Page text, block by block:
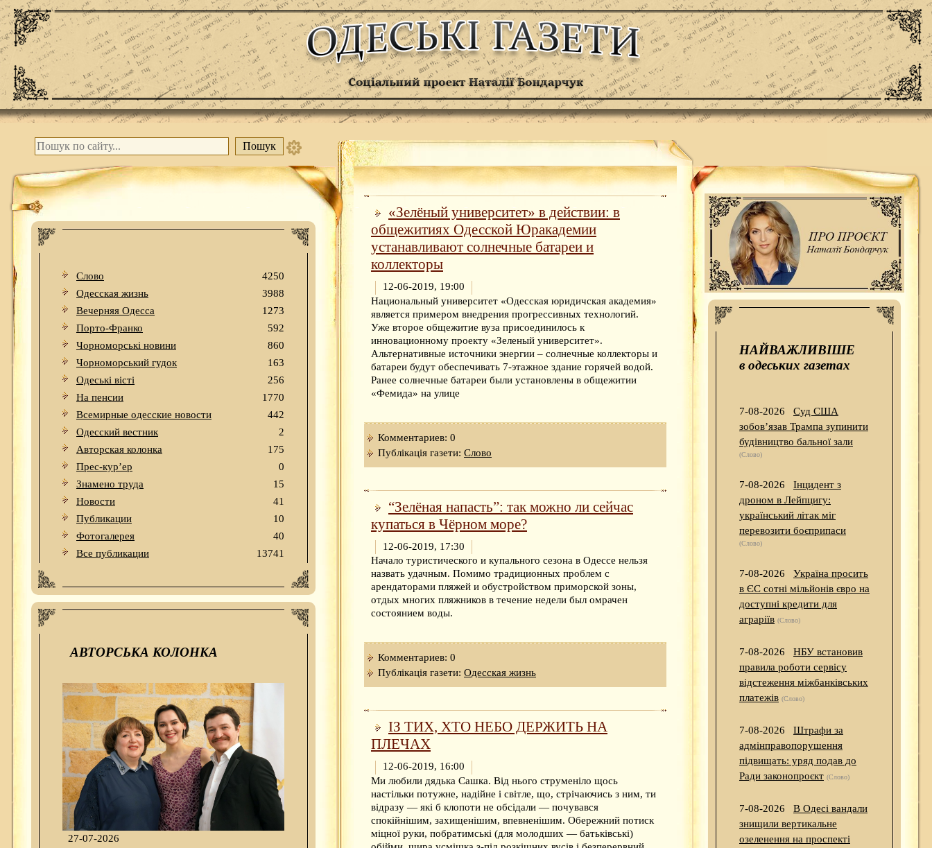
Слово
4250
Одесская жизнь
3988
Вечерняя Одесса
1273
Порто-Франко
592
Чорноморські новини
860
Чорноморський гудок
163
Одеськi вiстi
256
На пенсии
1770
Всемирные одесские новости
442
Одесский вестник
2
Авторская колонка
175
Прес-кур’ер
0
Знамено труда
15
Новости
41
Публикации
10
Фотогалерея
40
Все публикации
13741
АВТОРСЬКА КОЛОНКА
27-07-2026
«Зелёный университет» в действии: в
общежитиях Одесской Юракадемии
устанавливают солнечные батареи и
коллекторы
12-06-2019, 19:00
Национальный университет «Одесская юридичская академия»
является примером внедрения прогрессивных технологий.
Уже второе общежитие вуза присоединилось к
инновационному проекту «Зеленый университет».
Альтернативные источники энергии – солнечные коллекторы и
батареи будут обеспечивать 7-этажное здание горячей водой.
Ранее солнечные батареи были установлены в общежитии
«Фемида» на улице
Комментариев: 0
Публікація газети: Слово
“Зелёная напасть”: так можно ли сейчас
купаться в Чёрном море?
12-06-2019, 17:30
Начало туристического и купального сезона в Одессе нельзя
назвать удачным. Помимо традиционных проблем с
арендаторами пляжей и обустройством приморской зоны,
отдых многих пляжников в течение недели был омрачен
состоянием воды.
Комментариев: 0
Публікація газети: Одесская жизнь
ІЗ ТИХ, ХТО НЕБО ДЕРЖИТЬ НА
ПЛЕЧАХ
12-06-2019, 16:00
Ми любили дядька Сашка. Від нього струменіло щось
настільки потужне, надійне і світле, що, стрічаючись з ним, ти
відразу — які б клопоти не обсідали — почувався
спокійнішим, захищенішим, впевненішим. Обережний потиск
міцної руки, побратимські (для молодших — батьківські)
НАЙВАЖЛИВІШЕ
в одеських газетах
7-08-2026
Суд США
зобов’язав Трампа зупинити
будівництво бальної зали
(Слово)
7-08-2026
Інцидент з
дроном в Лейпцигу:
український літак міг
перевозити боєприпаси
(Слово)
7-08-2026
Україна просить
в ЄС сотні мільйонів євро на
доступні кредити для
аграріїв (Слово)
7-08-2026
НБУ встановив
правила роботи сервісу
відстеження міжбанківських
платежів (Слово)
7-08-2026
Штрафи за
адмінправопорушення
підвищать: уряд подав до
Ради законопроєкт (Слово)
7-08-2026
В Одесі вандали
знищили вертикальне
озеленення на проспекті